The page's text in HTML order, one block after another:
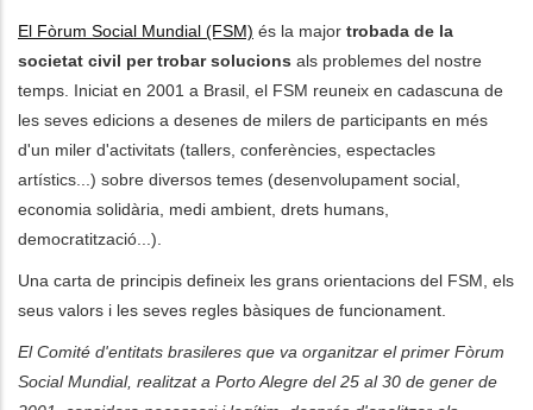
El Fòrum Social Mundial (FSM) és la major trobada de la
societat civil per trobar solucions als problemes del nostre
temps. Iniciat en 2001 a Brasil, el FSM reuneix en cadascuna de
les seves edicions a desenes de milers de participants en més
d'un miler d'activitats (tallers, conferències, espectacles
artístics...) sobre diversos temes (desenvolupament social,
economia solidària, medi ambient, drets humans,
democratització...).
Una carta de principis defineix les grans orientacions del FSM, els
seus valors i les seves regles bàsiques de funcionament.
El Comité d'entitats brasileres que va organitzar el primer Fòrum
Social Mundial, realitzat a Porto Alegre del 25 al 30 de gener de